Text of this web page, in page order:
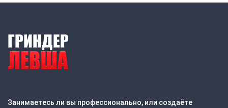
Занимаетесь ли вы профессионально, или создаёте